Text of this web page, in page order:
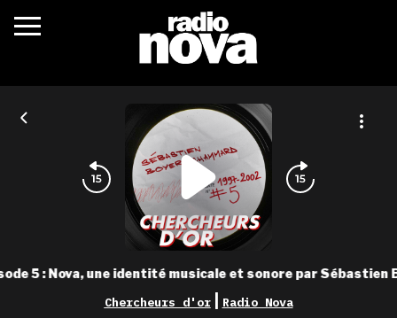
podcasts
fréquences
les grilles
5 : Nova, une identité musicale et sonore par Sébastien
Chercheurs d'or Radio Nova